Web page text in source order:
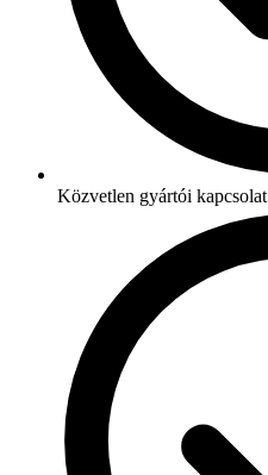
Közvetlen gyártói kapcsolat